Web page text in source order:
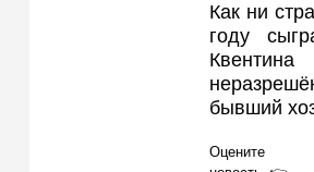
Как ни
году
бывший
Оцените